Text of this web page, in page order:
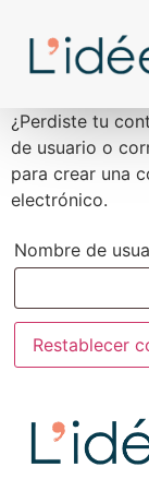
¿Perdiste tu
de usuario o
para crear una
electrónico.
Nombre de
Restablecer